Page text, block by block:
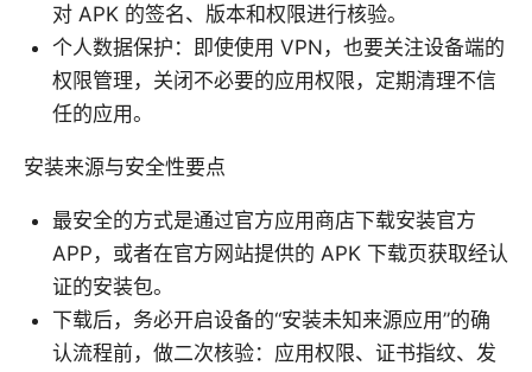
对 APK 的签名、版本和权限进行核验。
个人数据保护：即使使用 VPN，也要关注设备端的
权限管理，关闭不必要的应用权限，定期清理不信
任的应用。
安装来源与安全性要点
最安全的方式是通过官方应用商店下载安装官方
APP，或者在官方网站提供的 APK 下载页获取经认
证的安装包。
下载后，务必开启设备的“安装未知来源应用”的确
认流程前，做二次核验：应用权限、证书指纹、发